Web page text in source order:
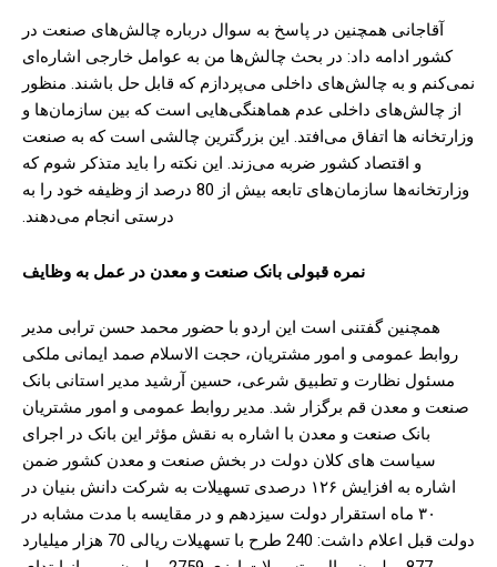
آقاجانی همچنین در پاسخ به سوال درباره چالش‌های صنعت در
کشور ادامه داد: در بحث چالش‌ها من به عوامل خارجی اشاره‌ای
نمی‌کنم و به چالش‌های داخلی می‌پردازم که قابل حل باشند. منظور
از چالش‌های داخلی عدم هماهنگی‌هایی است که بین سازمان‌ها و
وزارتخانه ها اتفاق می‌افتد. این بزرگترین چالشی است که به صنعت
و اقتصاد کشور ضربه می‌زند. این نکته را باید متذکر شوم که
وزارتخانه‌ها سازمان‌های تابعه بیش از 80 درصد از وظیفه خود را به
درستی انجام می‌دهند.
نمره قبولی بانک صنعت و معدن در عمل به وظایف
همچنین گفتنی است این اردو با حضور محمد حسن ترابی مدیر
روابط عمومی و امور مشتریان، حجت الاسلام صمد ایمانی ملکی
مسئول نظارت و تطبیق شرعی، حسین آرشید مدیر استانی بانک
صنعت و معدن قم برگزار شد. مدیر روابط عمومی و امور مشتریان
بانک صنعت و معدن با اشاره به نقش مؤثر این بانک در اجرای
سیاست های کلان دولت در بخش صنعت و معدن کشور ضمن
اشاره به افزایش ۱۲۶ درصدی تسهیلات به شرکت دانش بنیان در
۳۰ ماه استقرار دولت سیزدهم و در مقایسه با مدت مشابه در
دولت قبل اعلام داشت: 240 طرح با تسهیلات ریالی 70 هزار میلیارد